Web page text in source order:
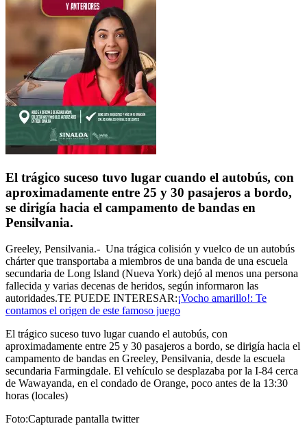
El trágico suceso tuvo lugar cuando el autobús, con
aproximadamente entre 25 y 30 pasajeros a bordo,
se dirigía hacia el campamento de bandas en
Pensilvania.
Greeley, Pensilvania.- Una trágica colisión y vuelco de un autobús
chárter que transportaba a miembros de una banda de una escuela
secundaria de Long Island (Nueva York) dejó al menos una persona
fallecida y varias decenas de heridos, según informaron las
autoridades.TE PUEDE INTERESAR:¡Vocho amarillo!: Te
contamos el origen de este famoso juego
El trágico suceso tuvo lugar cuando el autobús, con
aproximadamente entre 25 y 30 pasajeros a bordo, se dirigía hacia el
campamento de bandas en Greeley, Pensilvania, desde la escuela
secundaria Farmingdale. El vehículo se desplazaba por la I-84 cerca
de Wawayanda, en el condado de Orange, poco antes de la 13:30
horas (locales)
Foto:Capturade pantalla twitter